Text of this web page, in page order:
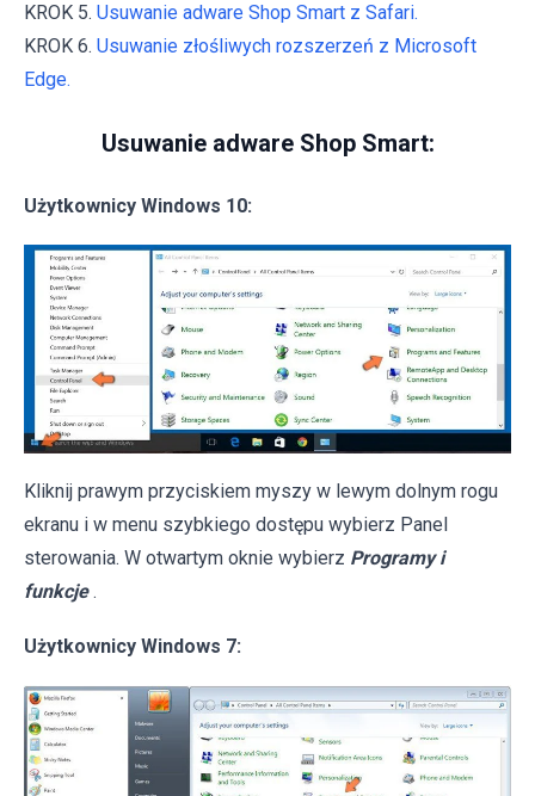
KROK 5. Usuwanie adware Shop Smart z Safari.
KROK 6. Usuwanie złośliwych rozszerzeń z Microsoft
Edge.
Usuwanie adware Shop Smart:
Użytkownicy Windows 10:
Kliknij prawym przyciskiem myszy w lewym dolnym rogu
ekranu i w menu szybkiego dostępu wybierz Panel
sterowania. W otwartym oknie wybierz Programy i
funkcje .
Użytkownicy Windows 7: